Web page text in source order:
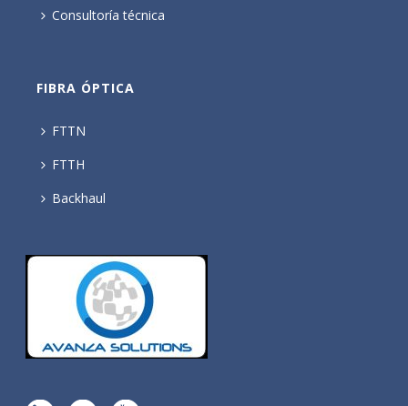
Consultoría técnica
FIBRA ÓPTICA
FTTN
FTTH
Backhaul